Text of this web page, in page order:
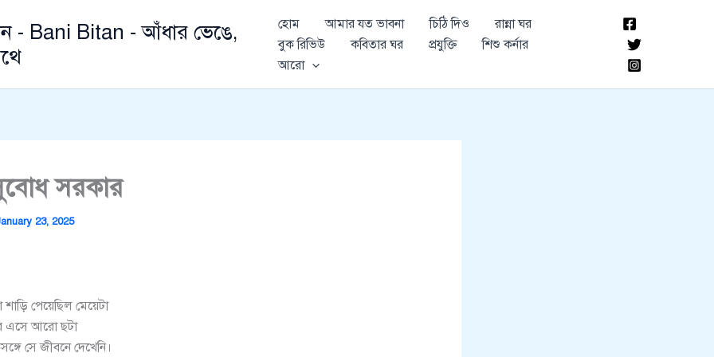
- Bani Bitan - আঁধার ভেঙে,
হোম আমার যত ভাবনা চিঠি দিও
রান্না ঘর
বুক রিভিউ
কবিতার ঘর প্রযুক্তি
শিশু কর্নার
আরো
সরকার
23, 2025
শাড়ি পেয়েছিল মেয়েটা
এসে আরো ছটা
সে জীবনে দেখেনি।